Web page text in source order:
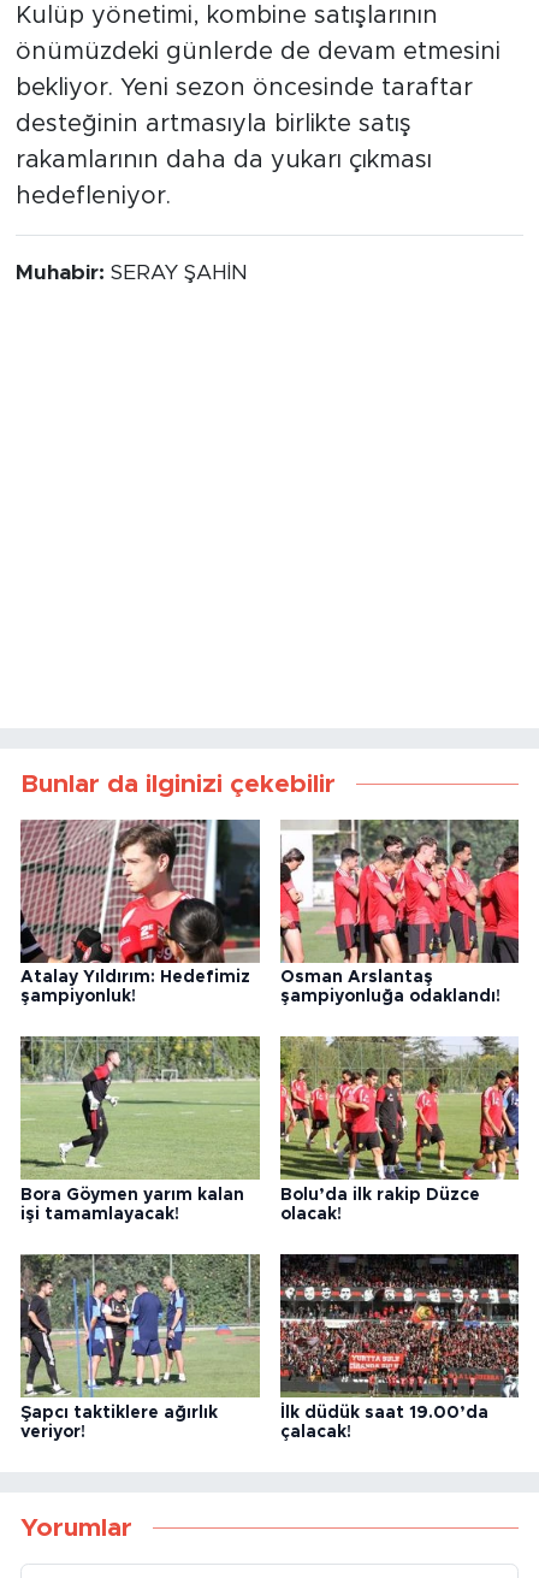
Kulüp yönetimi, kombine satışlarının
önümüzdeki günlerde de devam etmesini
bekliyor. Yeni sezon öncesinde taraftar
desteğinin artmasıyla birlikte satış
rakamlarının daha da yukarı çıkması
hedefleniyor.
Muhabir: SERAY ŞAHİN
Bunlar da ilginizi çekebilir
Atalay Yıldırım: Hedefimiz
şampiyonluk!
Osman Arslantaş
şampiyonluğa odaklandı!
Bora Göymen yarım kalan
işi tamamlayacak!
Bolu’da ilk rakip Düzce
olacak!
Şapcı taktiklere ağırlık
veriyor!
İlk düdük saat 19.00’da
çalacak!
Yorumlar